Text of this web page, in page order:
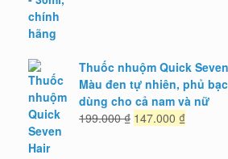
Thuốc nhuộm Quick
Màu đen tự nhiên, phủ
dùng cho cả nam và nữ
199.000₫ Giá
147.000 ₫Giá